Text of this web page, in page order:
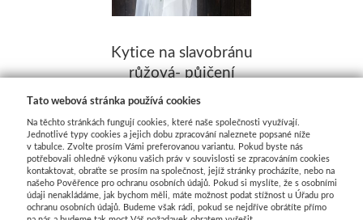
Kytice na slavobránu
růžová- půjčení
1 2 DALŠÍ
Tato webová stránka používá cookies
Na těchto stránkách fungují cookies, které naše společnosti využívají.
Jednotlivé typy cookies a jejich dobu zpracování naleznete popsané níže
v tabulce. Zvolte prosím Vámi preferovanou variantu. Pokud byste nás
potřebovali ohledně výkonu vašich práv v souvislosti se zpracováním cookies
kontaktovat, obraťte se prosím na společnost, jejíž stránky procházíte, nebo na
našeho Pověřence pro ochranu osobních údajů. Pokud si myslíte, že s osobními
údaji nenakládáme, jak bychom měli, máte možnost podat stížnost u Úřadu pro
ochranu osobních údajů. Budeme však rádi, pokud se nejdříve obrátíte přímo